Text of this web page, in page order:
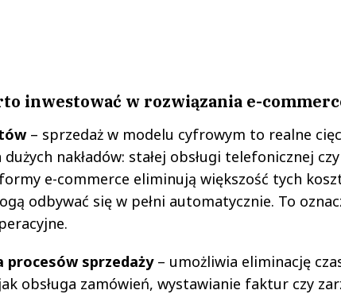
inwestować w rozwiązania e-
– sprzedaż w modelu cyfrowym to realne
dużych nakładów: stałej obsługi telefonicznej
e-commerce eliminują większość tych
odbywać się w pełni automatycznie. To
sprzedaży– umożliwia eliminację
obsługa zamówień, wystawianie faktur czy